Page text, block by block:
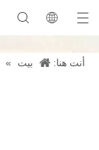
أنت هنا: بيت »